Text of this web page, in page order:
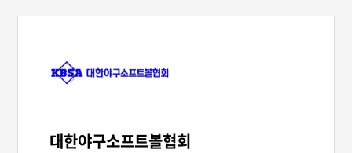
대한야구소프트볼협회